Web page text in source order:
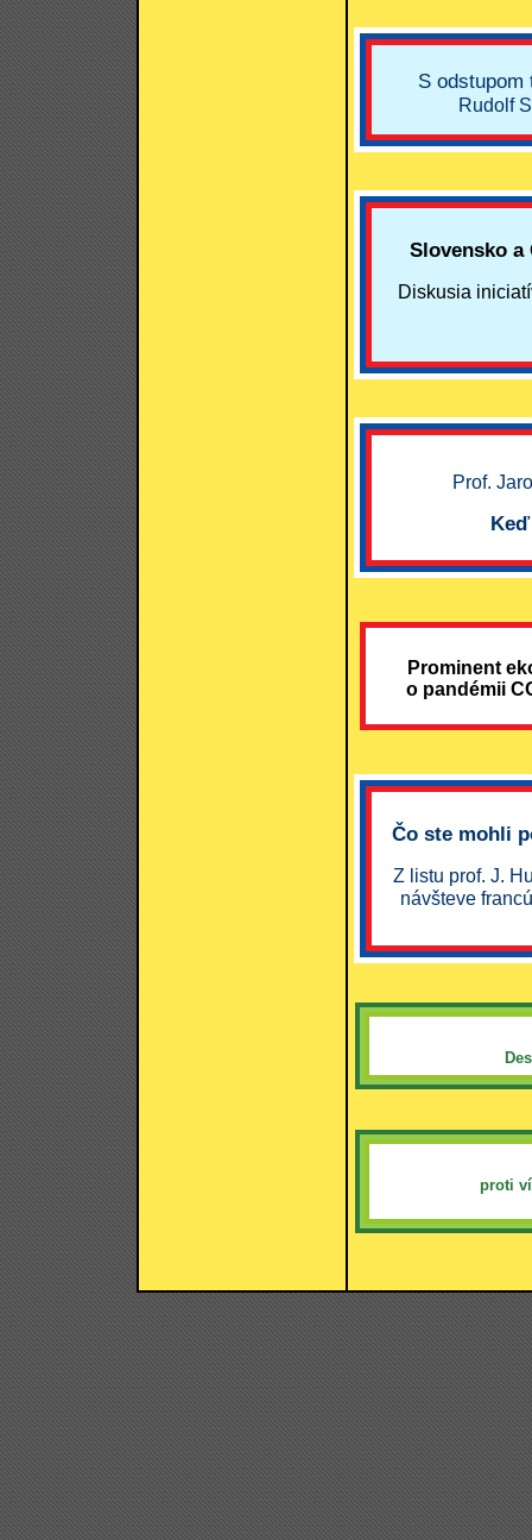
S
Rudolf
Slovensko a
Diskusia
Prof.
Prominent
o pandémii
Čo ste mohli
Z listu prof. J.
návšteve
proti